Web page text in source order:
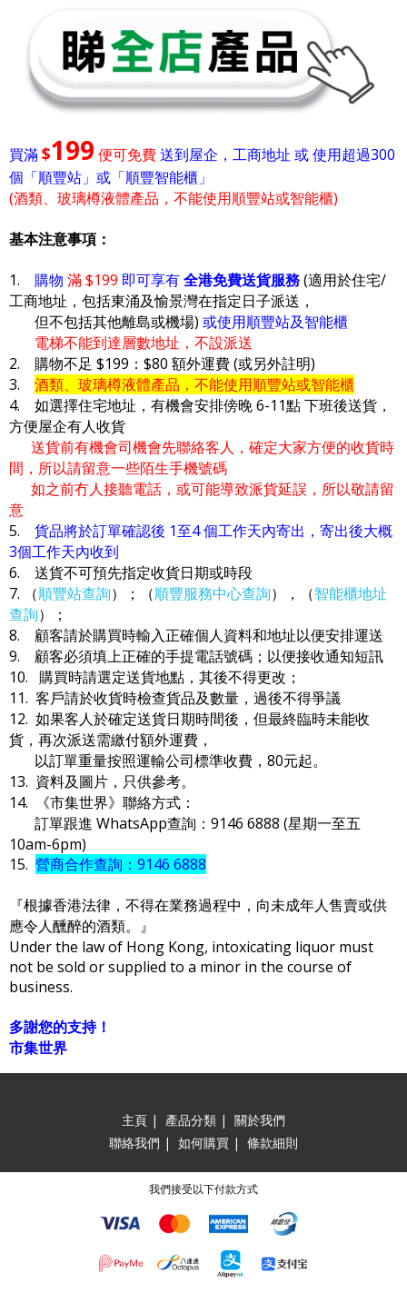
買滿$199 便可免費送到屋企，工商地址 或 使用超過300
個「順豐站」或「順豐智能櫃」
(酒類、玻璃樽液體產品，不能使用順豐站或智能櫃)
基本注意事項：
1. 購物 滿 $199 即可享有全港免費送貨服務(適用於住宅/
工商地址，包括東涌及愉景灣在指定日子派送，
但不包括其他離島或機場) 或使用順豐站及智能櫃
電梯不能到達層數地址，不設派送
2. 購物不足 $199：$80 額外運費 (或另外註明)
3. 酒類、玻璃樽液體產品，不能使用順豐站或智能櫃
4. 如選擇住宅地址，有機會安排傍晚 6-11點 下班後送貨，
方便屋企有人收貨
送貨前有機會司機會先聯絡客人，確定大家方便的收貨時
間，所以請留意一些陌生手機號碼
如之前冇人接聽電話，或可能導致派貨延誤，所以敬請留
意
5. 貨品將於訂單確認後 1至4 個工作天內寄出，寄出後大概
3個工作天內收到
6. 送貨不可預先指定收貨日期或時段
7. （順豐站查詢）；（順豐服務中心查詢），（智能櫃地址
查詢）；
8. 顧客請於購買時輸入正確個人資料和地址以便安排運送
9. 顧客必須填上正確的手提電話號碼；以便接收通知短訊
10. 購買時請選定送貨地點，其後不得更改；
11. 客戶請於收貨時檢查貨品及數量，過後不得爭議
12. 如果客人於確定送貨日期時間後，但最終臨時未能收
貨，再次派送需繳付額外運費，
以訂單重量按照運輸公司標準收費，80元起。
13. 資料及圖片，只供參考。
14. 《市集世界》聯絡方式：
訂單跟進 WhatsApp查詢：9146 6888 (星期一至五
10am-6pm)
15. 營商合作查詢：9146 6888
『根據香港法律，不得在業務過程中，向未成年人售賣或供
應令人醺醉的酒類。』
Under the law of Hong Kong, intoxicating liquor must
not be sold or supplied to a minor in the course of
business.
多謝您的支持！
市集世界
主頁 | 產品分類 | 關於我們
聯絡我們 | 如何購買 | 條款細則
我們接受以下付款方式